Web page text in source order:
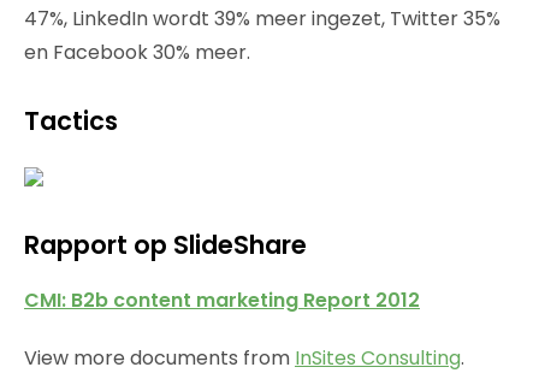
47%, LinkedIn wordt 39% meer ingezet, Twitter 35%
en Facebook 30% meer.
Tactics
Rapport op SlideShare
CMI: B2b content marketing Report 2012
View more documents from InSites Consulting.